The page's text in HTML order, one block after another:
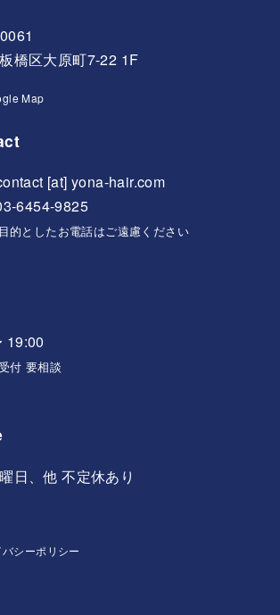
橋区大原町7-22 1F
Map
[at] yona-hair.com
6454-9825
的としたお電話はご遠慮ください
19:00
付 要相談
日、他 不定休あり
シーポリシー